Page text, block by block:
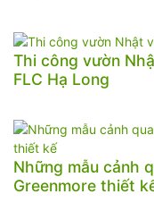
Thi công vườn
FLC Hạ Long
Những mẫu cảnh
Greenmore thiết